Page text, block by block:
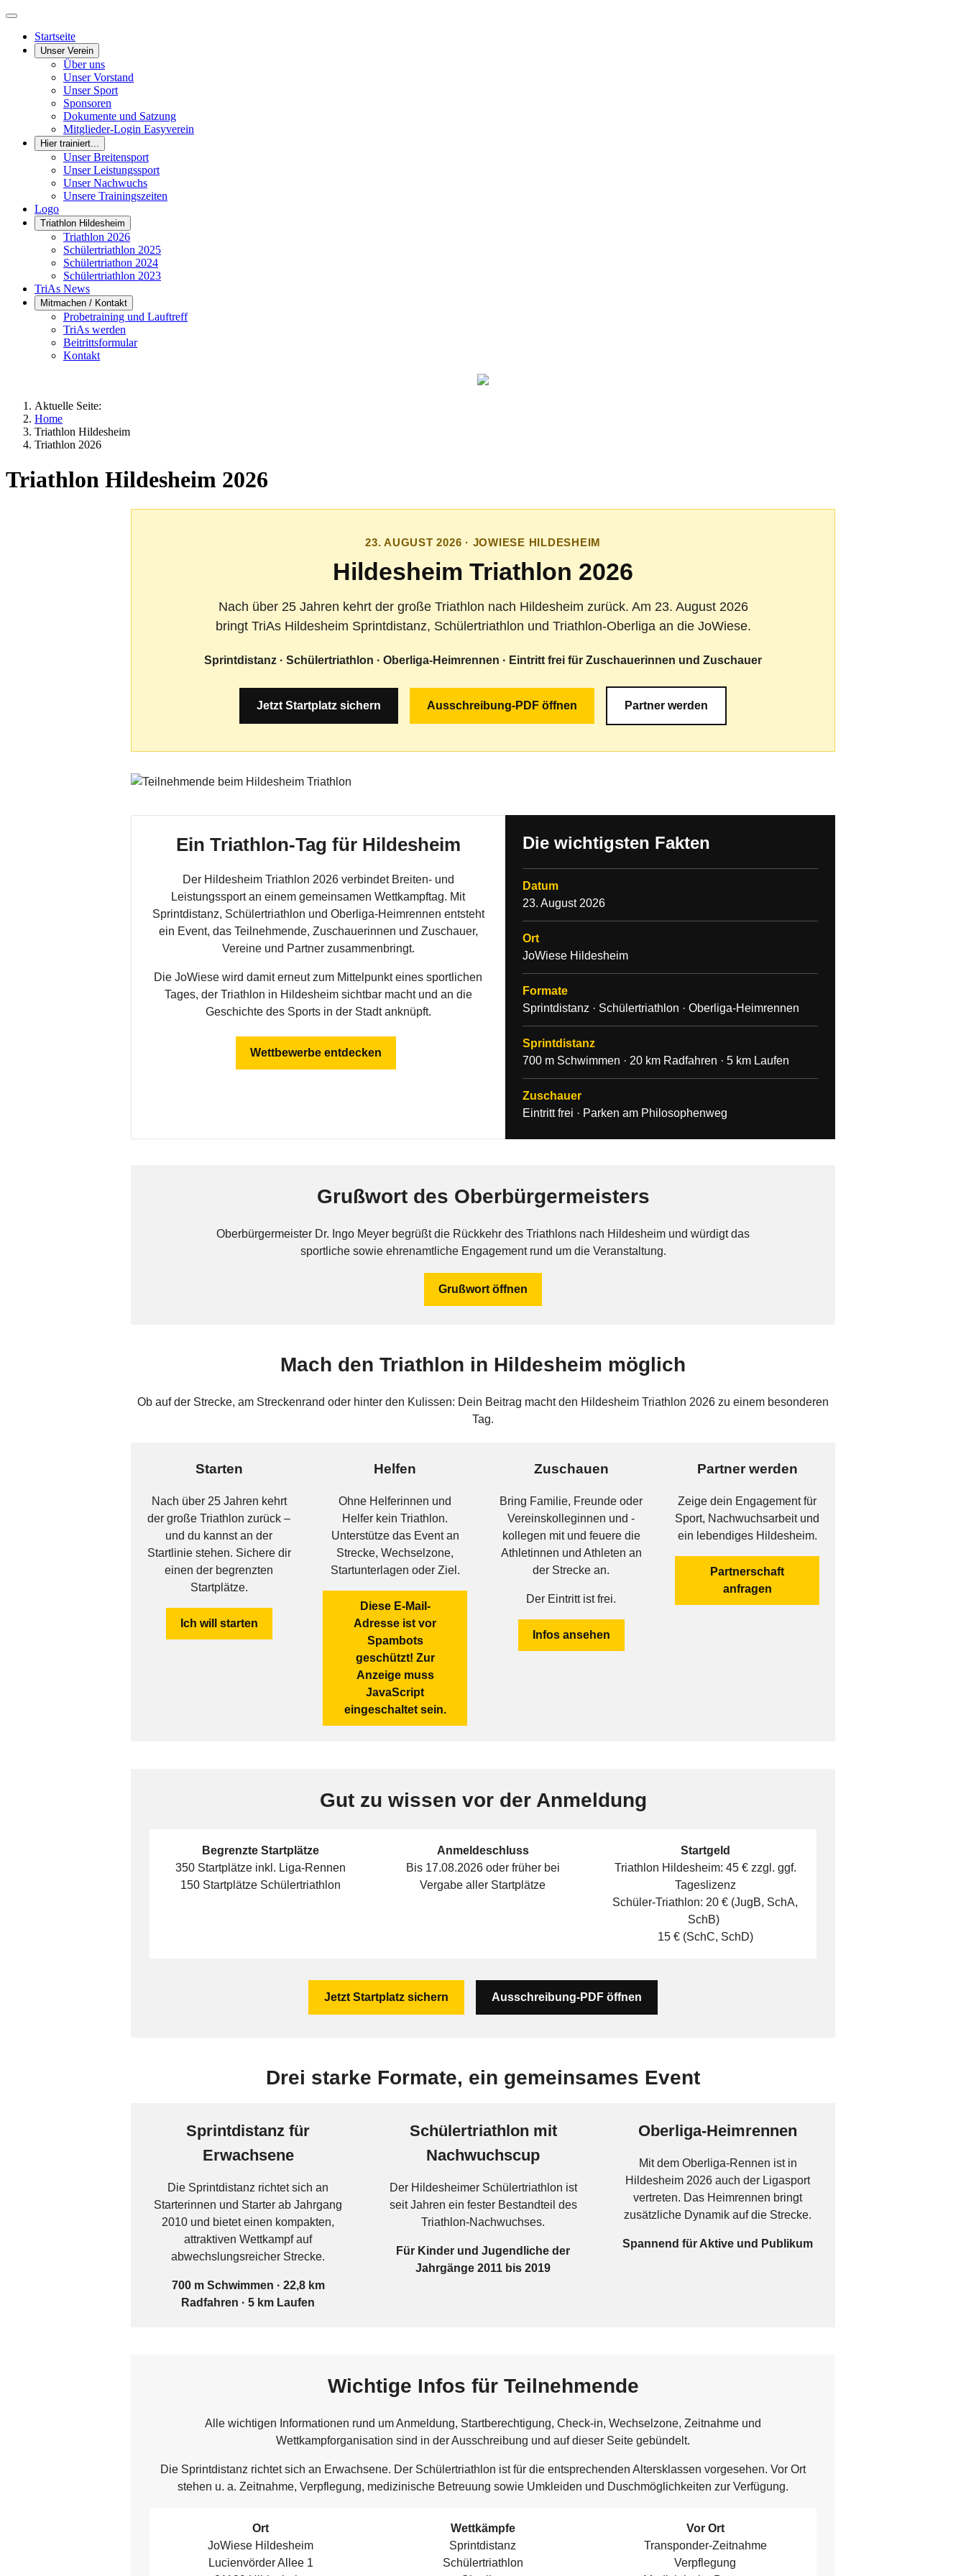
Startseite
Unser Verein
Über uns
Unser Vorstand
Unser Sport
Sponsoren
Dokumente und Satzung
Mitglieder-Login Easyverein
Hier trainiert...
Unser Breitensport
Unser Leistungssport
Unser Nachwuchs
Unsere Trainingszeiten
Logo
Triathlon Hildesheim
Triathlon 2026
Schülertriathlon 2025
Schülertriathon 2024
Schülertriathlon 2023
TriAs News
Mitmachen / Kontakt
Probetraining und Lauftreff
TriAs werden
Beitrittsformular
Kontakt
Aktuelle Seite:
Home
Triathlon Hildesheim
Triathlon 2026
Triathlon Hildesheim 2026
23. AUGUST 2026 · JOWIESE HILDESHEIM
Hildesheim Triathlon 2026
Nach über 25 Jahren kehrt der große Triathlon nach Hildesheim zurück. Am 23. August 2026
bringt TriAs Hildesheim Sprintdistanz, Schülertriathlon und Triathlon-Oberliga an die JoWiese.
Sprintdistanz · Schülertriathlon · Oberliga-Heimrennen · Eintritt frei für Zuschauerinnen und Zuschauer
Jetzt Startplatz sichern Ausschreibung-PDF öffnen Partner werden
Ein Triathlon-Tag für Hildesheim
Der Hildesheim Triathlon 2026 verbindet Breiten- und
Leistungssport an einem gemeinsamen Wettkampftag. Mit
Sprintdistanz, Schülertriathlon und Oberliga-Heimrennen entsteht
ein Event, das Teilnehmende, Zuschauerinnen und Zuschauer,
Vereine und Partner zusammenbringt.
Die JoWiese wird damit erneut zum Mittelpunkt eines sportlichen
Tages, der Triathlon in Hildesheim sichtbar macht und an die
Geschichte des Sports in der Stadt anknüpft.
Wettbewerbe entdecken
Die wichtigsten Fakten
Datum
23. August 2026
Ort
JoWiese Hildesheim
Formate
Sprintdistanz · Schülertriathlon · Oberliga-Heimrennen
Sprintdistanz
700 m Schwimmen · 20 km Radfahren · 5 km Laufen
Zuschauer
Eintritt frei · Parken am Philosophenweg
Grußwort des Oberbürgermeisters
Oberbürgermeister Dr. Ingo Meyer begrüßt die Rückkehr des Triathlons nach Hildesheim und würdigt das
sportliche sowie ehrenamtliche Engagement rund um die Veranstaltung.
Grußwort öffnen
Mach den Triathlon in Hildesheim möglich
Ob auf der Strecke, am Streckenrand oder hinter den Kulissen: Dein Beitrag macht den Hildesheim Triathlon 2026 zu einem besonderen
Tag.
Starten
Nach über 25 Jahren kehrt
der große Triathlon zurück –
und du kannst an der
Startlinie stehen. Sichere dir
einen der begrenzten
Startplätze.
Ich will starten
Helfen
Ohne Helferinnen und
Helfer kein Triathlon.
Unterstütze das Event an
Strecke, Wechselzone,
Startunterlagen oder Ziel.
Diese E-Mail-
Adresse ist vor
Spambots
geschützt! Zur
Anzeige muss
JavaScript
eingeschaltet sein.
Zuschauen
Bring Familie, Freunde oder
Vereinskolleginnen und -
kollegen mit und feuere die
Athletinnen und Athleten an
der Strecke an.
Der Eintritt ist frei.
Infos ansehen
Partner werden
Zeige dein Engagement für
Sport, Nachwuchsarbeit und
ein lebendiges Hildesheim.
Partnerschaft
anfragen
Gut zu wissen vor der Anmeldung
Begrenzte Startplätze
350 Startplätze inkl. Liga-Rennen
150 Startplätze Schülertriathlon
Anmeldeschluss
Bis 17.08.2026 oder früher bei
Vergabe aller Startplätze
Startgeld
Triathlon Hildesheim: 45 € zzgl. ggf.
Tageslizenz
Schüler-Triathlon: 20 € (JugB, SchA,
SchB)
15 € (SchC, SchD)
Jetzt Startplatz sichern Ausschreibung-PDF öffnen
Drei starke Formate, ein gemeinsames Event
Sprintdistanz für
Erwachsene
Die Sprintdistanz richtet sich an
Starterinnen und Starter ab Jahrgang
2010 und bietet einen kompakten,
attraktiven Wettkampf auf
abwechslungsreicher Strecke.
700 m Schwimmen · 22,8 km
Radfahren · 5 km Laufen
Schülertriathlon mit
Nachwuchscup
Der Hildesheimer Schülertriathlon ist
seit Jahren ein fester Bestandteil des
Triathlon-Nachwuchses.
Für Kinder und Jugendliche der
Jahrgänge 2011 bis 2019
Oberliga-Heimrennen
Mit dem Oberliga-Rennen ist in
Hildesheim 2026 auch der Ligasport
vertreten. Das Heimrennen bringt
zusätzliche Dynamik auf die Strecke.
Spannend für Aktive und Publikum
Wichtige Infos für Teilnehmende
Alle wichtigen Informationen rund um Anmeldung, Startberechtigung, Check-in, Wechselzone, Zeitnahme und
Wettkampforganisation sind in der Ausschreibung und auf dieser Seite gebündelt.
Die Sprintdistanz richtet sich an Erwachsene. Der Schülertriathlon ist für die entsprechenden Altersklassen vorgesehen. Vor Ort
stehen u. a. Zeitnahme, Verpflegung, medizinische Betreuung sowie Umkleiden und Duschmöglichkeiten zur Verfügung.
Ort
JoWiese Hildesheim
Lucienvörder Allee 1
Wettkämpfe
Sprintdistanz
Schülertriathlon
Vor Ort
Transponder-Zeitnahme
Verpflegung